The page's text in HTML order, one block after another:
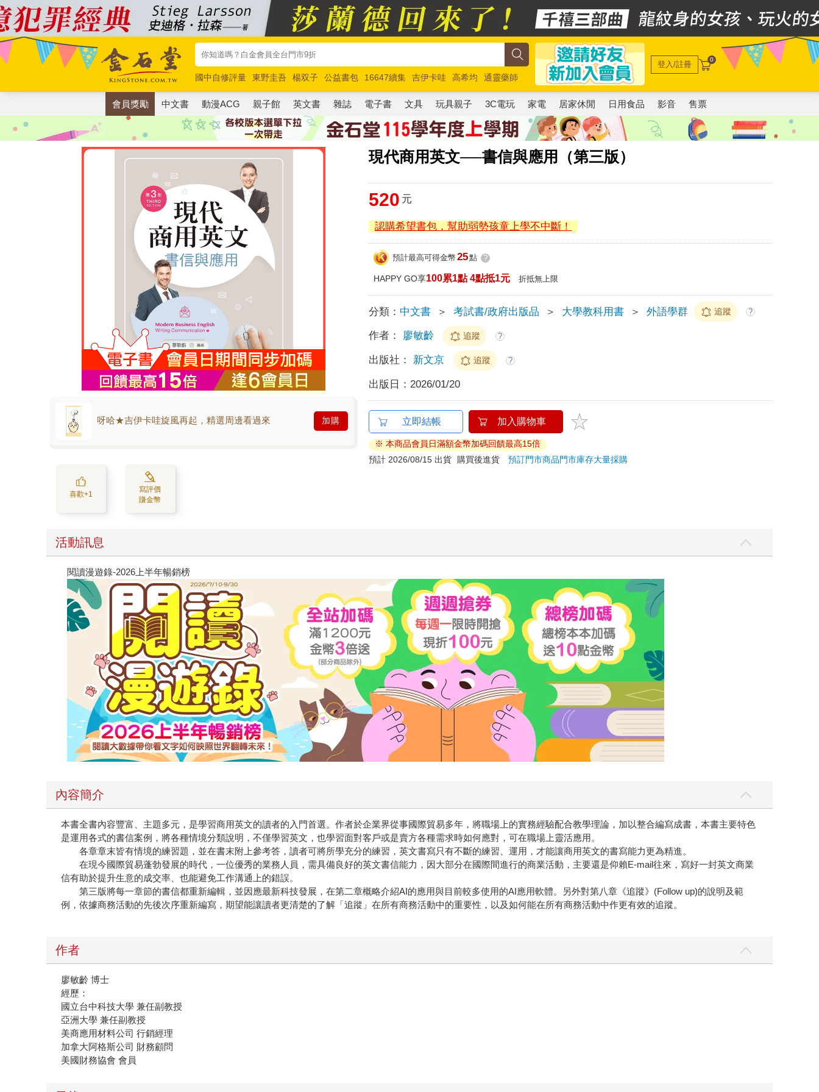
國中自修評量 東野圭吾 楊双子 公益書包 16647續集 吉伊卡哇 高希均
通靈藥師
唯紅花綻放
奧德賽 路邊攤新作 馬斯克 玩具總動員5 超慢跑
登入/註冊 0
會員獎勵 中文書 動漫ACG 親子館 英文書 雜誌 電子書 文具 玩具親子 3C電玩 家電 居家休閒 日用食品 影音 售票
現代商用英文──書信與應用（第三版）
呀哈★吉伊卡哇旋風再起，精選周邊看過來 加購
喜歡+1
寫評價
賺金幣
520 元
認購希望書包，幫助弱勢孩童上學不中斷！
預計最高可得金幣 25點 ?
HAPPY GO享100累1點 4點抵1元 折抵無上限
分類： 中文書 ＞ 考試書/政府出版品 ＞ 大學教科用書 ＞ 外語學群 追蹤 ?
作者： 廖敏齡 追蹤 ?
出版社： 新文京 追蹤 ?
出版日： 2026/01/20
立即結帳 加入購物車
※ 本商品會員日滿額金幣加碼回饋最高15倍
預計 2026/08/15 出貨
購買後進貨預訂門市商品門市庫存大量採購
活動訊息
閱讀漫遊錄-2026上半年暢銷榜
內容簡介
本書全書內容豐富、主題多元，是學習商用英文的讀者的入門首選。作者於企業界從事國際貿易多年，將職場上的實務經驗配合教學理論，加以整合編寫成書，本書主要特色
是運用各式的書信案例，將各種情境分類說明，不僅學習英文，也學習面對客戶或是賣方各種需求時如何應對，可在職場上靈活應用。
各章章末皆有情境的練習題，並在書末附上參考答，讀者可將所學充分的練習，英文書寫只有不斷的練習、運用，才能讓商用英文的書寫能力更為精進。
在現今國際貿易蓬勃發展的時代，一位優秀的業務人員，需具備良好的英文書信能力，因大部分在國際間進行的商業活動，主要還是仰賴E-mail往來，寫好一封英文商業
信有助於提升生意的成交率、也能避免工作溝通上的錯誤。
第三版將每一章節的書信都重新編輯，並因應最新科技發展，在第二章概略介紹AI的應用與目前較多使用的AI應用軟體。另外對第八章《追蹤》(Follow up)的說明及範
例，依據商務活動的先後次序重新編寫，期望能讓讀者更清楚的了解「追蹤」在所有商務活動中的重要性，以及如何能在所有商務活動中作更有效的追蹤。
作者
廖敏齡 博士
經歷：
國立台中科技大學 兼任副教授
亞洲大學 兼任副教授
美商應用材料公司 行銷經理
加拿大阿格斯公司 財務顧問
美國財務協會 會員